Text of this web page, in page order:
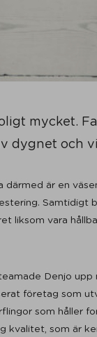
mycket.
dygnet och
därmed är en
Samtidigt
liksom vara
Denjo upp
företag som
som håller
kvalitet, som är